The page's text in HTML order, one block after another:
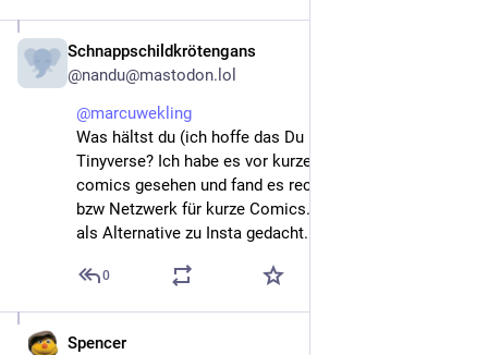
Schnappschildkrötengans
@nandu@mastodon.lol
@marcuwekling
Was hältst du (ich hoffe das Du ist okay) von
Tinyverse? Ich habe es vor kurzem bei fowl language
comics gesehen und fand es recht ein cooles Projekt
bzw Netzwerk für kurze Comics. Ist glaubs ein wenig
als Alternative zu Insta gedacht.
0
Spencer